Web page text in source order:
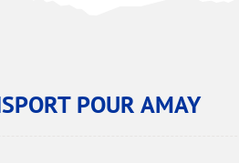
POUR AMAY